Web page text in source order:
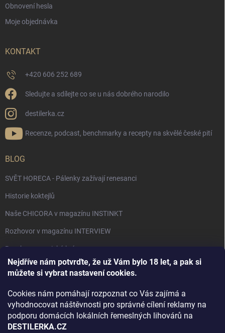
Nejdříve nám potvrďte, že už Vám bylo 18 let, a pak si
můžete si vybrat nastavení cookies.
Cookies nám pomáhají rozpoznat co Vás zajímá a
vyhodnocovat náštěvnosti pro správné cílení reklamy na
podporu domácích lokálních řemeslných lihovárů na
DESTILERKA.CZ
Obnovení hesla
Moje objednávka
KONTAKT
+420 606 252 689
Sledujte a sdílejte co se u nás dobrého narodilo
destilerka.cz
Recenze, podcast, benchmarky a recepty na skvělé české pití
BLOG
SVĚT HORECA - Pálenky zažívají renesanci
Historie koktejlů
Naše CHICORA v magazínu INSTINKT
Rozhovor v magazínu INTERVIEW
Bourbon, americká krása.
Napsali v TÝDNU o naší práci
Rozhovor s DESTILERKA.CZ v magazínu DRINKING-CAT
Jak vybrat dárek na Vánoce